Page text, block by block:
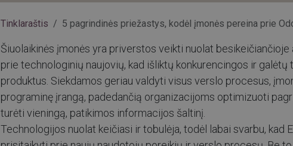
Tinklaraštis 5 pagrindinės priežastys, kodėl įmonės pereina prie
Šiuolaikinės įmonės yra priverstos veikti nuolat
prie technologinių naujovių, kad išliktų konkurencingos ir galėtų
produktus. Siekdamos geriau valdyti visus verslo procesus,
programinę įrangą, padedančią organizacijoms optimizuoti
turėti vieningą, patikimos informacijos šaltinį.
Technologijos nuolat keičiasi ir tobulėja, todėl labai svarbu, kad